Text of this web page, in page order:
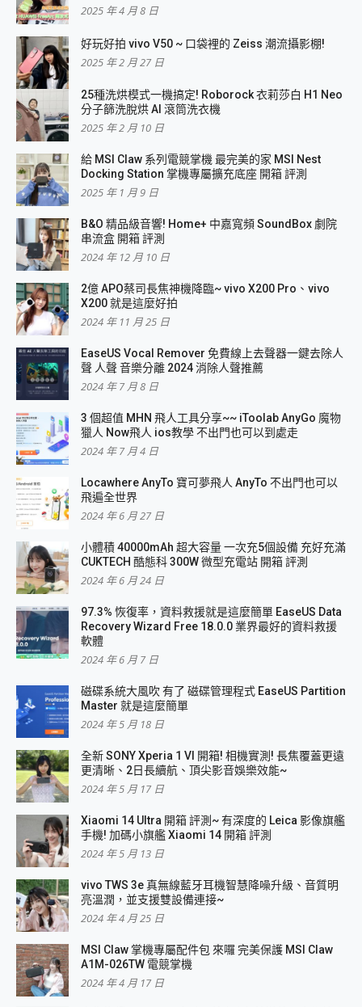
2025 年 4 月 8 日
好玩好拍 vivo V50 ~ 口袋裡的 Zeiss 潮流攝影棚!
2025 年 2 月 27 日
25種洗烘模式一機搞定! Roborock 衣莉莎白 H1 Neo
分子篩洗脫烘 AI 滾筒洗衣機
2025 年 2 月 10 日
給 MSI Claw 系列電競掌機 最完美的家 MSI Nest
Docking Station 掌機專屬擴充底座 開箱 評測
2025 年 1 月 9 日
B&O 精品級音響! Home+ 中嘉寬頻 SoundBox 劇院
串流盒 開箱 評測
2024 年 12 月 10 日
2億 APO蔡司長焦神機降臨~ vivo X200 Pro、vivo
X200 就是這麼好拍
2024 年 11 月 25 日
EaseUS Vocal Remover 免費線上去聲器一鍵去除人
聲 人聲 音樂分離 2024 消除人聲推薦
2024 年 7 月 8 日
3 個超值 MHN 飛人工具分享~~ iToolab AnyGo 魔物
獵人 Now飛人 ios教學 不出門也可以到處走
2024 年 7 月 4 日
Locawhere AnyTo 寶可夢飛人 AnyTo 不出門也可以
飛遍全世界
2024 年 6 月 27 日
小體積 40000mAh 超大容量 一次充5個設備 充好充滿
CUKTECH 酷態科 300W 微型充電站 開箱 評測
2024 年 6 月 24 日
97.3% 恢復率，資料救援就是這麼簡單 EaseUS Data
Recovery Wizard Free 18.0.0 業界最好的資料救援
軟體
2024 年 6 月 7 日
磁碟系統大風吹 有了 磁碟管理程式 EaseUS Partition
Master 就是這麼簡單
2024 年 5 月 18 日
全新 SONY Xperia 1 VI 開箱! 相機實測! 長焦覆蓋更遠
更清晰、2日長續航、頂尖影音娛樂效能~
2024 年 5 月 17 日
Xiaomi 14 Ultra 開箱 評測~ 有深度的 Leica 影像旗艦
手機! 加碼小旗艦 Xiaomi 14 開箱 評測
2024 年 5 月 13 日
vivo TWS 3e 真無線藍牙耳機智慧降噪升級、音質明
亮溫潤，並支援雙設備連接~
2024 年 4 月 25 日
MSI Claw 掌機專屬配件包 來囉 完美保護 MSI Claw
A1M-026TW 電競掌機
2024 年 4 月 17 日